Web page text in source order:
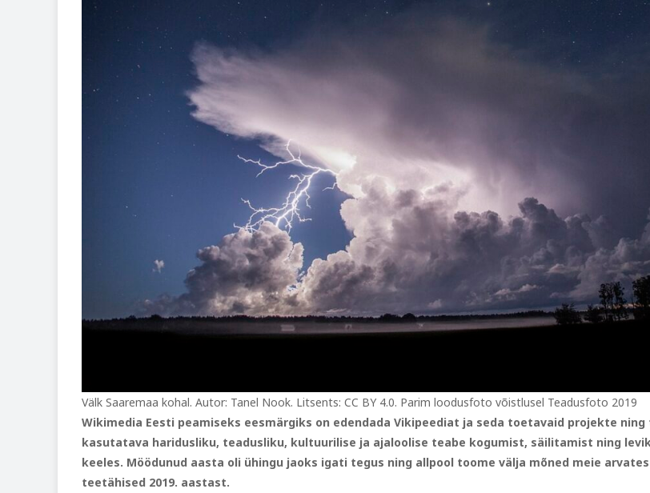
Välk Saaremaa kohal. Autor: Tanel Nook. Litsents: CC BY 4.0. Parim loodusfoto võistlusel Teadusfoto 2019
Wikimedia Eesti peamiseks eesmärgiks on edendada Vikipeediat ja seda toetavaid projekte
kasutatava haridusliku, teadusliku, kultuurilise ja ajaloolise teabe kogumist, säilitamist ning
keeles. Möödunud aasta oli ühingu jaoks igati tegus ning allpool toome välja mõned meie
teetähised 2019. aastast.